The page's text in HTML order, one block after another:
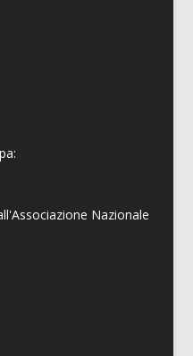
Nazionale